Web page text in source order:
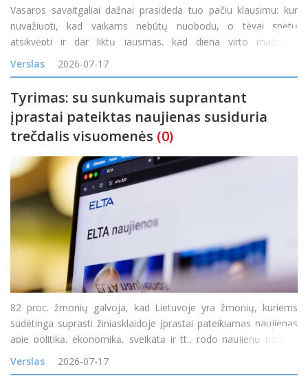
Vasaros savaitgaliai dažnai prasideda tuo pačiu klausimu: kur
nuvažiuoti, kad vaikams nebūtų nuobodu, o tėvai spėtų
atsikvėpti ir dar liktų jausmas, kad diena virto mažomis
atostogomis? Vienas tokių maršrutų veda į Ilzenbergo dvarą
Verslas 2026-07-17
Tyrimas: su sunkumais suprantant
įprastai pateiktas naujienas susiduria
trečdalis visuomenės (0)
82 proc. žmonių galvoja, kad Lietuvoje yra žmonių, kuriems
sudėtinga suprasti žiniasklaidoje įprastai pateikiamas naujienas
apie politiką, ekonomiką, sveikatą ir tt., rodo naujienų portalo
„Delfi“ užsakymu atliktas reprezentatyvus „Spinter“ tyrimas. 71
Verslas 2026-07-17